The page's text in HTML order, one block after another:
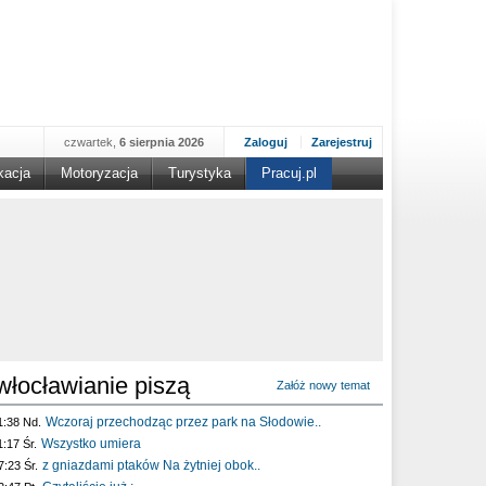
Zaloguj Zarejestruj
czwartek, 6 sierpnia 2026
Motoryzacja Turystyka Pracuj.pl
piszą Załóż nowy temat
Nd. Wczoraj przechodząc przez park na Słodowie..
Śr. Wszystko umiera
Śr. z gniazdami ptaków Na żytniej obok..